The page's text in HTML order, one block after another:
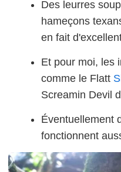
Des leurres
hameçons
en fait
Et pour moi, les
comme le Flatt
Screamin Devil
Éventuellement
fonctionnent